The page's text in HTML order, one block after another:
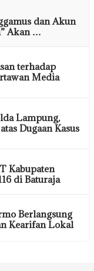
dan Akun
Akan …
terhadap
Media
Lampung,
Dugaan Kasus
Kabupaten
di Baturaja
Berlangsung
Kearifan Lokal